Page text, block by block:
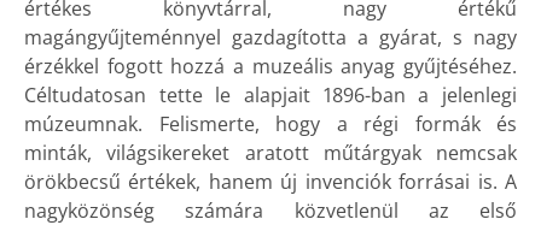
értékes könyvtárral, nagy értékű
magángyűjteménnyel gazdagította a gyárat, s nagy
érzékkel fogott hozzá a muzeális anyag gyűjtéséhez.
Céltudatosan tette le alapjait 1896-ban a jelenlegi
múzeumnak. Felismerte, hogy a régi formák és
minták, világsikereket aratott műtárgyak nemcsak
örökbecsű értékek, hanem új invenciók forrásai is. A
nagyközönség számára közvetlenül az első